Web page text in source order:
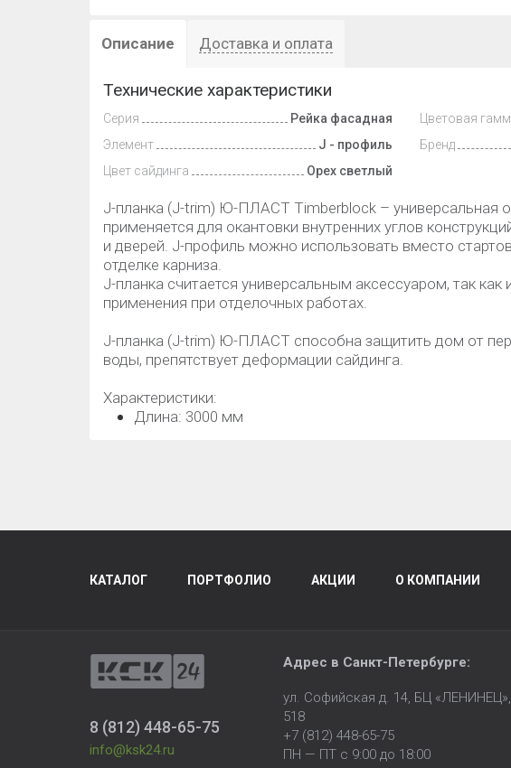
Описание Доставка и оплата
Технические характеристики
Серия
Рейка фасадная
Элемент
J - профиль
Цвет сайдинга
Орех светлый
Цветовая
Бренд
J-планка (J-trim) Ю-ПЛАСТ Timberblock – универсальная
применяется для окантовки внутренних углов
и дверей. J-профиль можно использовать вместо
отделке карниза.
J-планка считается универсальным аксессуаром, так
применения при отделочных работах.
J-планка (J-trim) Ю-ПЛАСТ способна защитить дом от
воды, препятствует деформации сайдинга.
Характеристики:
Длина: 3000 мм
КАТАЛОГ ПОРТФОЛИО АКЦИИ О КОМПАНИИ
8 (812) 448-65-75
info@ksk24.ru
Адрес в Санкт-Петербурге:
ул. Софийская д. 14, БЦ
518
+7 (812) 448-65-75
ПН — ПТ с 9:00 до 18:00